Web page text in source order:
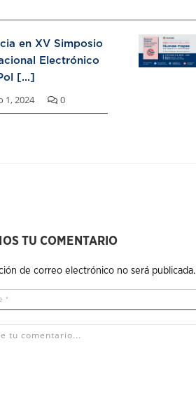
en XV Simposio
Electrónico
[...]
1, 2024 0
TU COMENTARIO
de correo electrónico no será publicada.